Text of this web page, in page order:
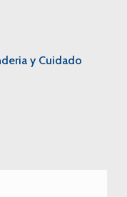
y Cuidado